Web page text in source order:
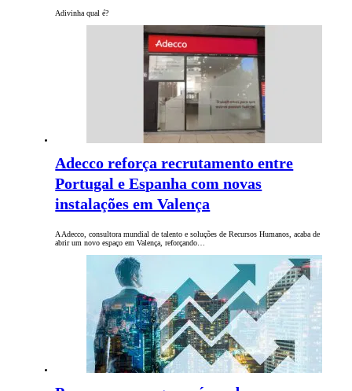
Adivinha qual é?
Adecco reforça recrutamento entre
Portugal e Espanha com novas
instalações em Valença
A Adecco, consultora mundial de talento e soluções de Recursos Humanos, acaba de
abrir um novo espaço em Valença, reforçando…